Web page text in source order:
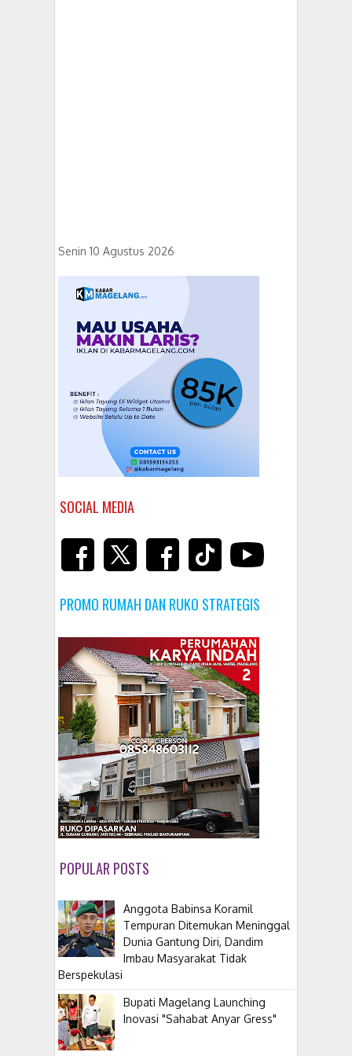
Senin 10 Agustus 2026
SOCIAL MEDIA
PROMO RUMAH DAN RUKO STRATEGIS
POPULAR POSTS
Anggota Babinsa Koramil
Tempuran Ditemukan Meninggal
Dunia Gantung Diri, Dandim
Imbau Masyarakat Tidak
Berspekulasi
Bupati Magelang Launching
Inovasi "Sahabat Anyar Gress"